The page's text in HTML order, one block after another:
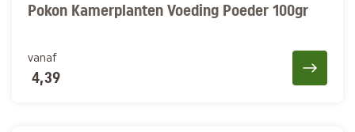
Pokon Kamerplanten Voeding Poeder 100gr
vanaf
4,39